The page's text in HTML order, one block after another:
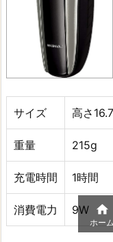
サイズ 高さ
重量 215g
充電時間 1時間
消費電力 9W 
ホーム